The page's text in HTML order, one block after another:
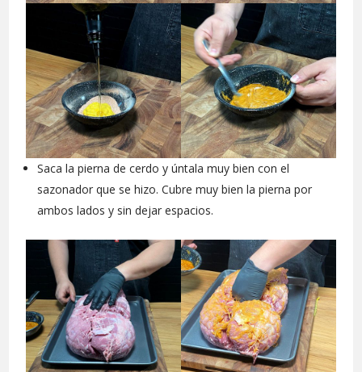
Saca la pierna de cerdo y úntala muy bien con el
sazonador que se hizo. Cubre muy bien la pierna por
ambos lados y sin dejar espacios.